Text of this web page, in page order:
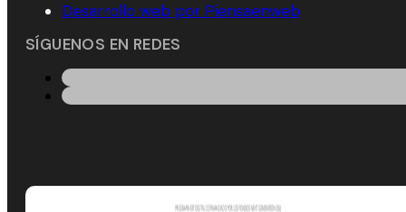
Desarrollo web por Piensaenweb
SÍGUENOS EN REDES